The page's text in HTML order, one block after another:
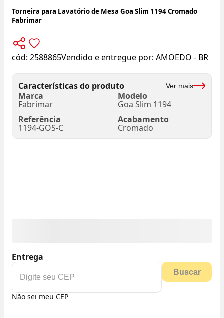
Torneira para Lavatório de Mesa Goa Slim 1194 Cromado
Fabrimar
cód: 2588865Vendido e entregue por: AMOEDO - BR
Características do produto Ver mais
Marca
Fabrimar
Modelo
Goa Slim 1194
Referência
1194-GOS-C
Acabamento
Cromado
Entrega
Buscar
Não sei meu CEP